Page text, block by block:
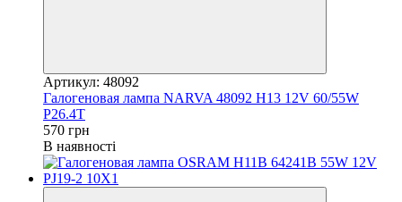
Артикул: 48092
Галогеновая лампа NARVA 48092 H13 12V 60/55W
P26.4T
570 грн
В наявності